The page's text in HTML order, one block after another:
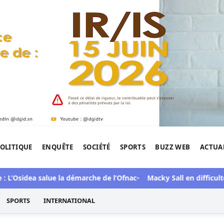
de l'Afrique.
ENQUÊTE SOCIÉTÉ SPORTS BUZZ WEB
salue la démarche de l’Ofnac Macky Sall en difficultés : :
SPORTS INTERNATIONAL